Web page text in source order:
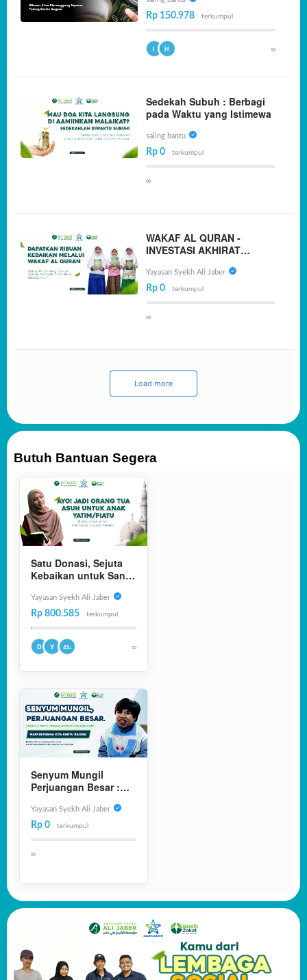
Rp 150.978 terkumpul
I H ∞
Sedekah Subuh : Berbagi
pada Waktu yang Istimewa
saling bantu
Rp 0 terkumpul
∞
WAKAF AL QURAN -
INVESTASI AKHIRAT
Yayasan Syekh Ali Jaber
Rp 0 terkumpul
∞
Load more
Butuh Bantuan Segera
Satu Donasi, Sejuta
Kebaikan untuk Santri
Penghafal Al-Qur'an
Yayasan Syekh Ali Jaber
Rp 800.585 terkumpul
D Y 43+ ∞
Senyum Mungil
Perjuangan Besar :
Cerebral Palsy Sejak
Lahir
Yayasan Syekh Ali Jaber
Rp 0 terkumpul
∞